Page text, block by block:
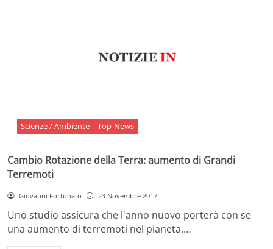
Scienze / Ambiente Top-News
Cambio Rotazione della Terra: aumento di Grandi
Terremoti
Giovanni Fortunato 23 Novembre 2017
Uno studio assicura che l'anno nuovo porterà con se
una aumento di terremoti nel pianeta.…